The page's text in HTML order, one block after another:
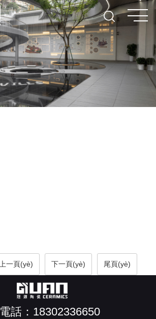
上一頁(yè) 下一頁(yè) 尾頁(yè)
電話：18302336650